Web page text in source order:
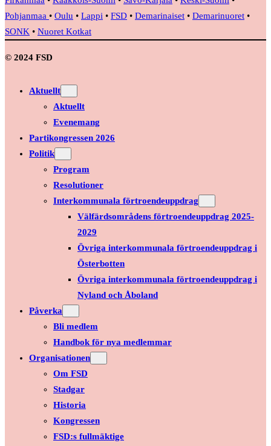
Pohjanmaa • Oulu • Lappi • FSD • Demarinaiset • Demarinuoret •
SONK • Nuoret Kotkat
© 2024 FSD
Aktuellt
Aktuellt
Evenemang
Partikongressen 2026
Politik
Program
Resolutioner
Interkommunala förtroendeuppdrag
Välfärdsområdens förtroendeuppdrag 2025-
2029
Övriga interkommunala förtroendeuppdrag i
Österbotten
Övriga interkommunala förtroendeuppdrag i
Nyland och Åboland
Påverka
Bli medlem
Handbok för nya medlemmar
Organisationen
Om FSD
Stadgar
Historia
Kongressen
FSD:s fullmäktige